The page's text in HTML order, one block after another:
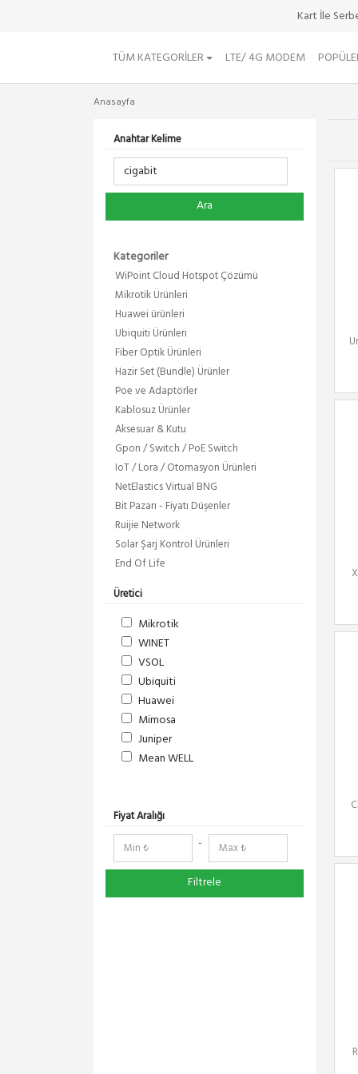
Kart İle
TÜM KATEGORILER LTE/ 4G MODEM
Anasayfa
Anahtar Kelime
Ara
Kategoriler
WiPoint Cloud Hotspot Çözümü
Mikrotik Ürünleri
Huawei ürünleri
Ubiquiti Ürünleri
Fiber Optik Ürünleri
Hazir Set (Bundle) Ürünler
Poe ve Adaptörler
Kablosuz Ürünler
Aksesuar & Kutu
Gpon / Switch / PoE Switch
IoT / Lora / Otomasyon Ürünleri
NetElastics Virtual BNG
Bit Pazarı - Fiyatı Düşenler
Ruijie Network
Solar Şarj Kontrol Ürünleri
End Of Life
Üretici
Mikrotik
WINET
VSOL
Ubiquiti
Huawei
Mimosa
Juniper
Mean WELL
RF Elements
RedLine
NetElastic
Paessler
TENDA
Fiyat Aralığı
-
Filtrele